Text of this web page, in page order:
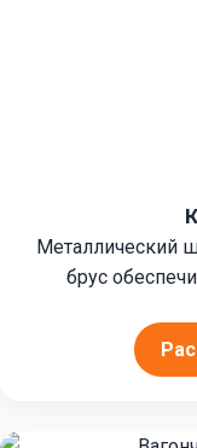
Металлический
брус